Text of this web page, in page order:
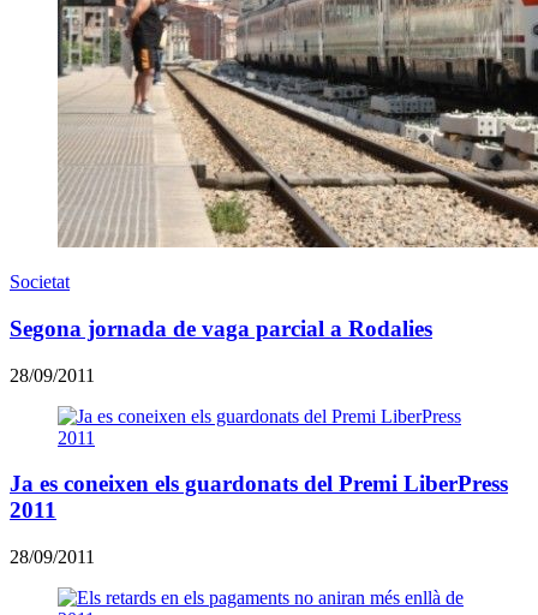
Societat
Segona jornada de vaga parcial a Rodalies
28/09/2011
Ja es coneixen els guardonats del Premi LiberPress
2011
28/09/2011